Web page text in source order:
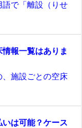
で「離設（りせ
報一覧はありま
施設ごとの空床
は可能？ケース